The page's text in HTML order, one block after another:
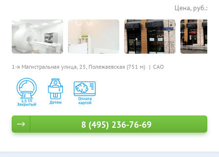
1-я Магистральная улица, 25, Полежаевская (751 м) САО
Цена, руб.:
8 (495) 236-76-69